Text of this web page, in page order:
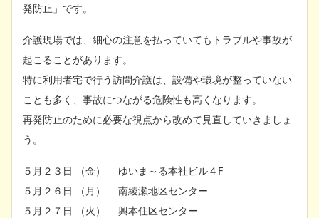
発防止」です。
介護現場では、細心の注意を払っていてもトラブルや事故が
起こることがあります。
特に利用者宅で行う訪問介護は、設備や環境が整っていない
ことも多く、事故につながる危険性も高くなります。
再発防止のために必要な視点から改めて見直していきましょ
う。
５月２３日 （金） ゆいま～る本社ビル４F
５月２６日 （月） 南綾瀬地区センター
５月２７日 （火） 興本住区センター